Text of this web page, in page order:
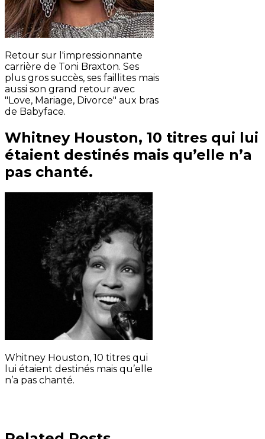
Retour sur l'impressionnante
carrière de Toni Braxton. Ses
plus gros succès, ses faillites mais
aussi son grand retour avec
"Love, Mariage, Divorce" aux bras
de Babyface.
Whitney Houston, 10 titres qui lui
étaient destinés mais qu’elle n’a
pas chanté.
Whitney Houston, 10 titres qui
lui étaient destinés mais qu’elle
n’a pas chanté.